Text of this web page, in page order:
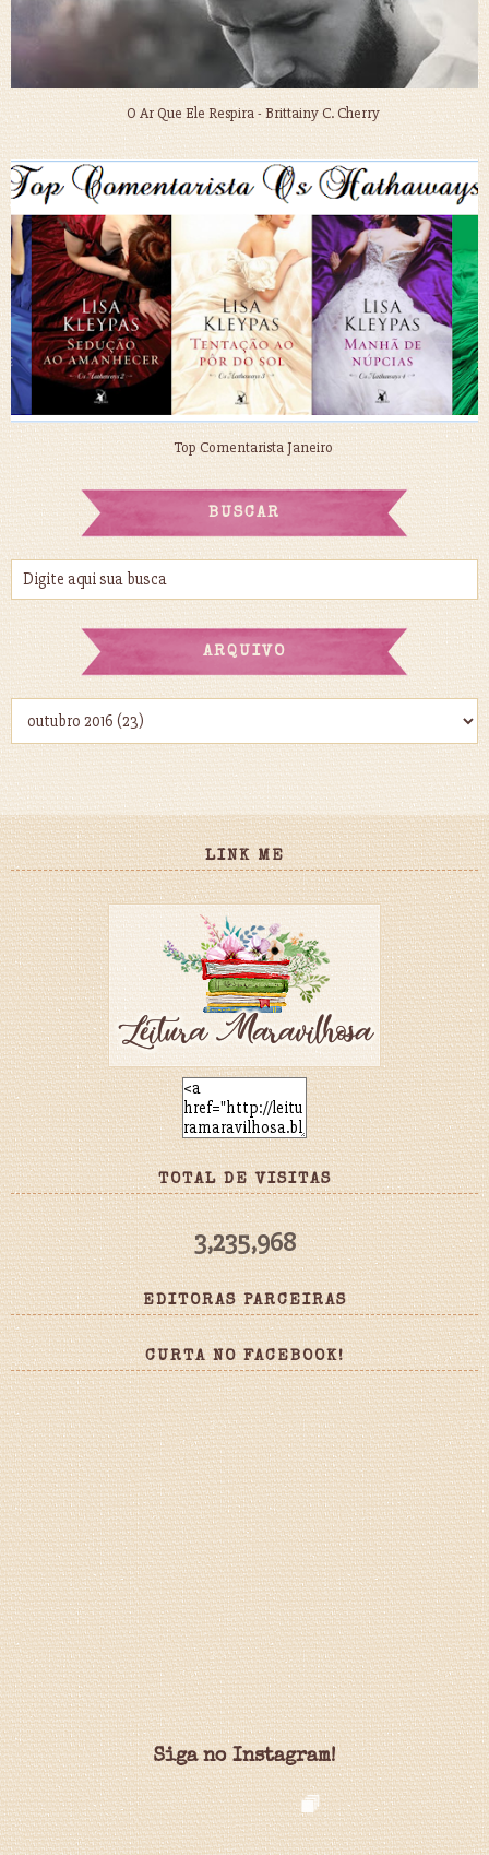
O Ar Que Ele Respira - Brittainy C. Cherry
Top Comentarista Janeiro
BUSCAR
ARQUIVO
LINK ME
TOTAL DE VISITAS
3,235,968
EDITORAS PARCEIRAS
CURTA NO FACEBOOK!
Siga no Instagram!